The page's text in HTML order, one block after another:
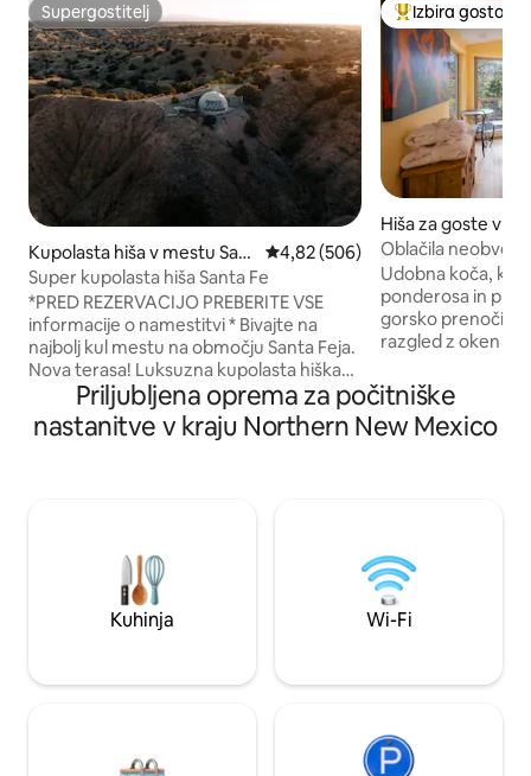
Supergostitelj
Supergostitelj
Kupolasta hiša v mestu Sant
a Fe
Povprečna ocena: 4,82 od 5, št.
4,82 (506)
Super kupolasta hiša Santa Fe
*PRED REZERVACIJO PREBERITE VSE
informacije o namestitvi * Bivajte na
najbolj kul mestu na območju Santa Feja.
Nova terasa! Luksuzna kupolasta hiška
na 8 zasebnih hektarjih starodavnih
kanjonov, južno od Santa Feja ob
avtocesti 14. Uživajte v 360-stopinjskem
glampinga v puščavi. Notranja
vodovodna napeljava, ogrevanje,
kamnita prha, zakonska postelja. Na
kraju samem so na voljo storitve
Najbolj
Izbira gostov
Hiša za goste v
te
Oblačila
Coyote Cottage”
Udobna koča, ki
ponderosa in
gorsko
razgled z oken in
Poleo pa je le kratek
se na tem
gozdu brez
podeželja
pustolovščine na
Priljubljena oprema za počitniške
nastanitve v kraju Northern New Mexico
Kuhinja Wi-Fi